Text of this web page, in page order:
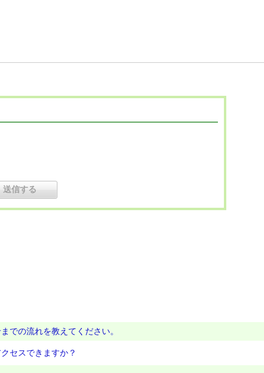
での流れを教えてください。
セスできますか？